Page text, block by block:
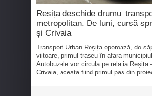
Reșița deschide drumul
metropolitan. De luni, cursă
și Crivaia
Transport Urban Reșița operează, de
viitoare, primul traseu în afara
Autobuzele vor circula pe relația Reșița
Crivaia, acesta fiind primul pas din